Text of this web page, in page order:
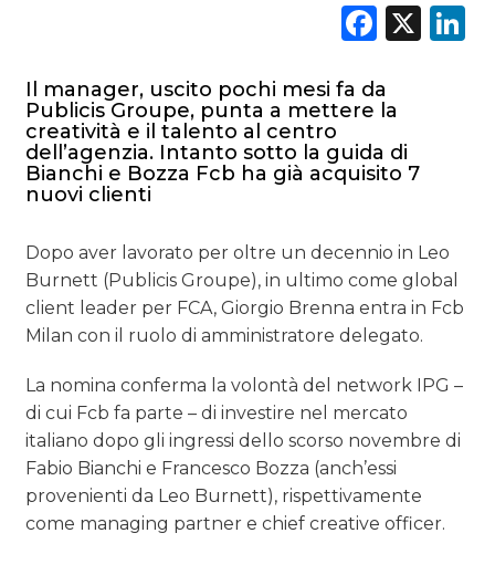
X
Il manager, uscito pochi mesi fa da
Publicis Groupe, punta a mettere la
creatività e il talento al centro
dell’agenzia. Intanto sotto la guida di
Bianchi e Bozza Fcb ha già acquisito 7
nuovi clienti
Dopo aver lavorato per oltre un decennio in Leo
Burnett (Publicis Groupe), in ultimo come global
client leader per FCA, Giorgio Brenna entra in Fcb
Milan con il ruolo di amministratore delegato.
La nomina conferma la volontà del network IPG –
di cui Fcb fa parte – di investire nel mercato
italiano dopo gli ingressi dello scorso novembre di
Fabio Bianchi e Francesco Bozza (anch’essi
provenienti da Leo Burnett), rispettivamente
come managing partner e chief creative officer.